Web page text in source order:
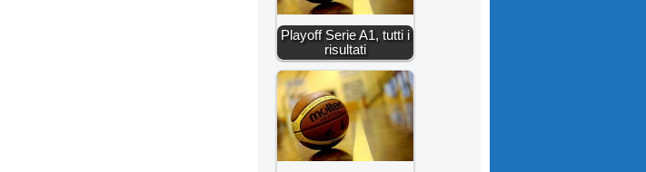
Playoff Serie A1, tutti i
risultati